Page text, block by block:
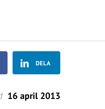
DELA
16 april 2013